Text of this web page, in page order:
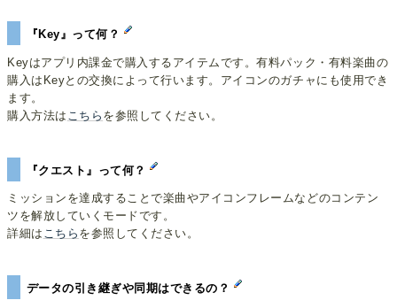
『Key』って何？
Keyはアプリ内課金で購入するアイテムです。有料パック・有料楽曲の
購入はKeyとの交換によって行います。アイコンのガチャにも使用でき
ます。
購入方法は こちら を参照してください。
『クエスト』って何？
ミッションを達成することで楽曲やアイコンフレームなどのコンテン
ツを解放していくモードです。
詳細は こちら を参照してください。
データの引き継ぎや同期はできるの？